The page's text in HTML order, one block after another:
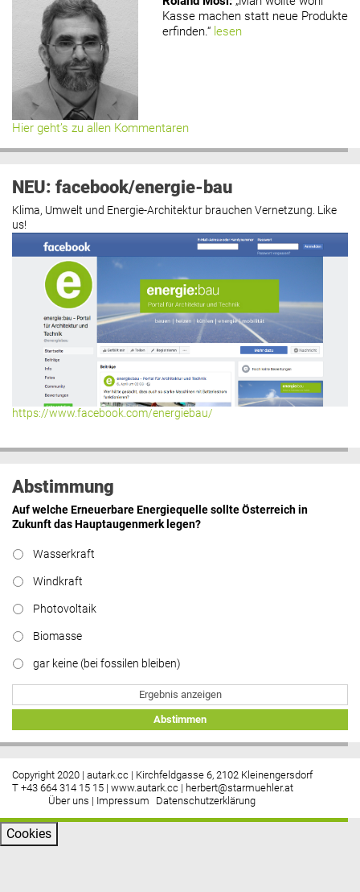
Kasse machen statt neue Produkte
erfinden.“ lesen
Hier geht’s zu allen Kommentaren
NEU: facebook/energie-bau
Klima, Umwelt und Energie-Architektur brauchen Vernetzung. Like
us!
https://www.facebook.com/energiebau/
Abstimmung
Auf welche Erneuerbare Energiequelle sollte Österreich in
Zukunft das Hauptaugenmerk legen?
Wasserkraft
Windkraft
Photovoltaik
Biomasse
gar keine (bei fossilen bleiben)
Ergebnis anzeigen
Abstimmen
Copyright 2020 | autark.cc | Kirchfeldgasse 6, 2102 Kleinengersdorf
T +43 664 314 15 15 | www.autark.cc | herbert@starmuehler.at
Über uns | Impressum Datenschutzerklärung
Cookies